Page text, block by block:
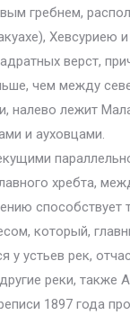
гребнем,
Хевсуриею
верст,
чем между
налево лежит
и ауховцами.
хребта,
способствует
который,
устьев рек,
реки, также
1897 года